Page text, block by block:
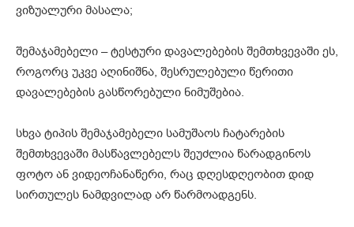
ვიზუალური მასალა;
შემაჯამებელი – ტესტური დავალებების შემთხვევაში ეს,
როგორც უკვე აღინიშნა, შესრულებული წერითი
დავალებების გასწორებული ნიმუშებია.
სხვა ტიპის შემაჯამებელი სამუშაოს ჩატარების
შემთხვევაში მასწავლებელს შეუძლია წარადგინოს
ფოტო ან ვიდეოჩანაწერი, რაც დღესდღეობით დიდ
სირთულეს ნამდვილად არ წარმოადგენს.